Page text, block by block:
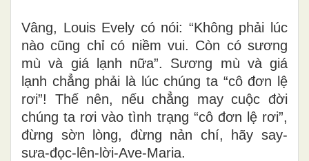
Vâng, Louis Evely có nói: “Không phải lúc
nào cũng chỉ có niềm vui. Còn có sương
mù và giá lạnh nữa”. Sương mù và giá
lạnh chẳng phải là lúc chúng ta “cô đơn lệ
rơi”! Thế nên, nếu chẳng may cuộc đời
chúng ta rơi vào tình trạng “cô đơn lệ rơi”,
đừng sờn lòng, đừng nản chí, hãy say-
sưa-đọc-lên-lời-Ave-Maria.